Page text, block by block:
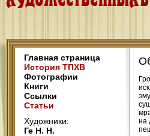
Главная страница
История ТПХВ
Фотографии
Книги
Ссылки
Статьи
Художники:
Ге Н. Н.
на